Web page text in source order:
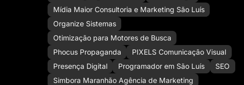
Mídia Maior Consultoria e Marketing São Luís
Organize Sistemas
Otimização para Motores de Busca
Phocus Propaganda
PIXELS Comunicação Visual
Presença Digital
Programador em São Luís
SEO
Simbora Maranhão Agência de Marketing